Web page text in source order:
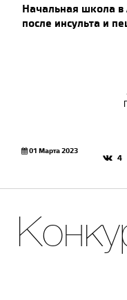
Обзор
Объект
Репортаж
Начальная школа
после инсульта и
01 Марта 2023
4